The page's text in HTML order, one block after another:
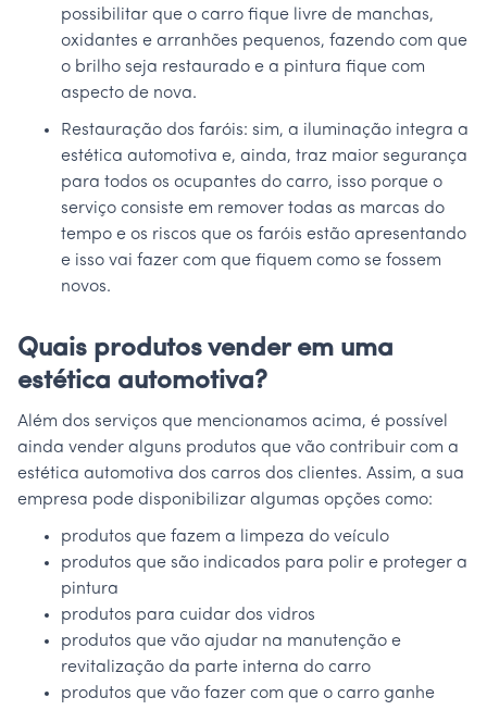
possibilitar que o carro fique livre de manchas,
oxidantes e arranhões pequenos, fazendo com que
o brilho seja restaurado e a pintura fique com
aspecto de nova.
Restauração dos faróis: sim, a iluminação integra a
estética automotiva e, ainda, traz maior segurança
para todos os ocupantes do carro, isso porque o
serviço consiste em remover todas as marcas do
tempo e os riscos que os faróis estão apresentando
e isso vai fazer com que fiquem como se fossem
novos.
Quais produtos vender em uma
estética automotiva?
Além dos serviços que mencionamos acima, é possível
ainda vender alguns produtos que vão contribuir com a
estética automotiva dos carros dos clientes. Assim, a sua
empresa pode disponibilizar algumas opções como:
produtos que fazem a limpeza do veículo
produtos que são indicados para polir e proteger a
pintura
produtos para cuidar dos vidros
produtos que vão ajudar na manutenção e
revitalização da parte interna do carro
produtos que vão fazer com que o carro ganhe